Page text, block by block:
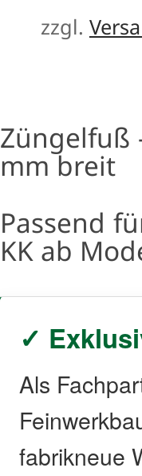
zzgl.
Züngelfuß
mm breit
Passend
KK ab
✓
Als
fabrikneue